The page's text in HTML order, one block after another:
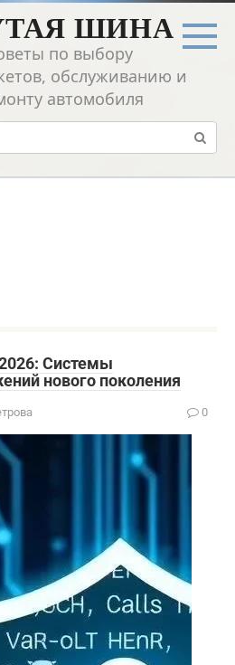
ШИНА
по выбору
обслуживанию и
автомобиля
Системы
нового поколения
0